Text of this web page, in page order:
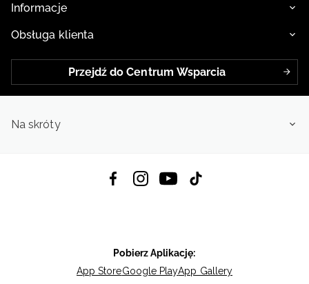
Informacje
Obsługa klienta
Przejdź do Centrum Wsparcia
Na skróty
Pobierz Aplikację:
App StoreGoogle PlayApp Gallery